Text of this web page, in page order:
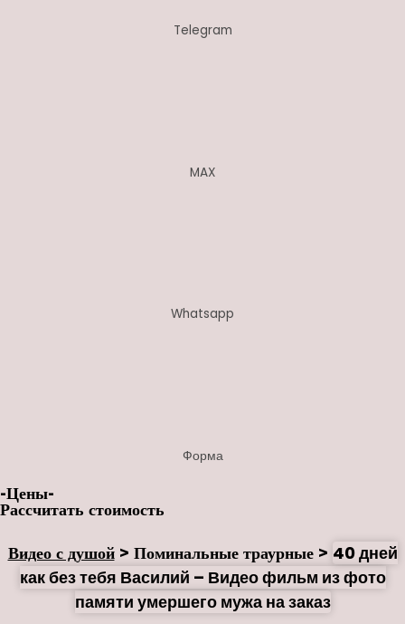
Telegram
MAX
Whatsapp
Форма
-Цены-
Рассчитать стоимость
Видео с душой> Поминальные траурные> 40 дней
как без тебя Василий – Видео фильм из фото
памяти умершего мужа на заказ